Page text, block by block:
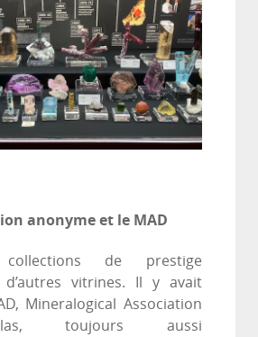
anonyme et le MAD
collections de prestige
d’autres vitrines. Il y avait
Mineralogical Association
toujours aussi